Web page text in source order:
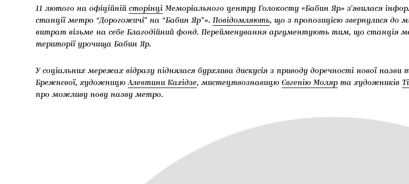
Галереї
Артцентри
11 лютого на офіційній сторінці Меморіального центру Голокосту «Бабин Яр» з’явилася
станції метро “Дорогожичі” на “Бабин Яр”». Повідомляють, що з пропозицією звернулися до
витрат візьме на себе Благодійний фонд. Перейменування аргументують тим, що станція
території урочища Бабин Яр.
У соціальних мережах відразу піднялася бурхлива дискусія з приводу доречності нової
Брежнєвої, художницюАлевтини Кахідзе, мистецтвознавицю Євгенію Моляр та художників
про можливу нову назву метро.